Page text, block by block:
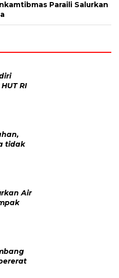
Paraili Salurkan
RI
tidak
Air